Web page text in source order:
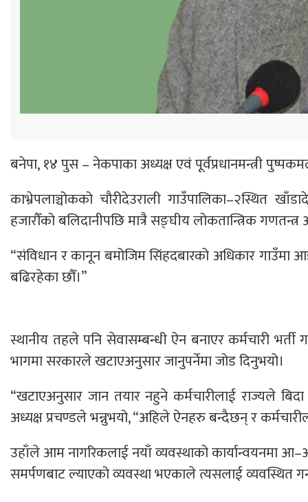
बनेपा, १४ पुस – नेकपाका अध्यक्ष एवं पूर्वप्रधानमन्त्री
काभ्रेपलाञ्चोकको चौरीदेउराली गाउँपालिका–२स्थित
हजारौँको बलिदानीपछि मात्रै सङ्घीय लोकतान्त्रिक
“संविधान र कानून बमोजिम सिंहदबारको अधिकार गाउँमा
बढिरहेका छौँ।”
स्थानीय तहले पनि सेवासम्बन्धी ऐन बनाएर कर्मचारी
भागमा सरकारले खटाएअनुसार जानुपर्नेमा जोड दिनुभयो।
“खटाएअनुसार जान तयार नहुने कर्मचारीलाई राज्यले बिदा
अध्यक्ष प्रचण्डले भन्नुभयो, “अहिले ऐनहरु बन्दैछन् र
उहाँले आम नागरिकलाई नयाँ व्यवस्थाको कार्यान्वयनमा
समर्पणबाट ल्याएको व्यवस्था भएकाले त्यसलाई व्यवस्थित